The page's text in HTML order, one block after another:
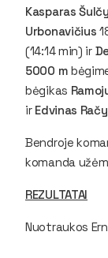
Kasparas
Urbonavičius
(14:14 min) ir
5000 m
bėgikas
ir Edvinas
Bendroje
komanda
REZULTATAI
Nuotraukos